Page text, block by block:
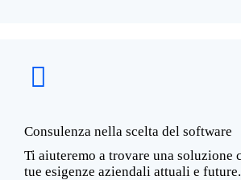
Consulenza nella scelta del software
Ti aiuteremo a trovare una soluzione
tue esigenze aziendali attuali e future.